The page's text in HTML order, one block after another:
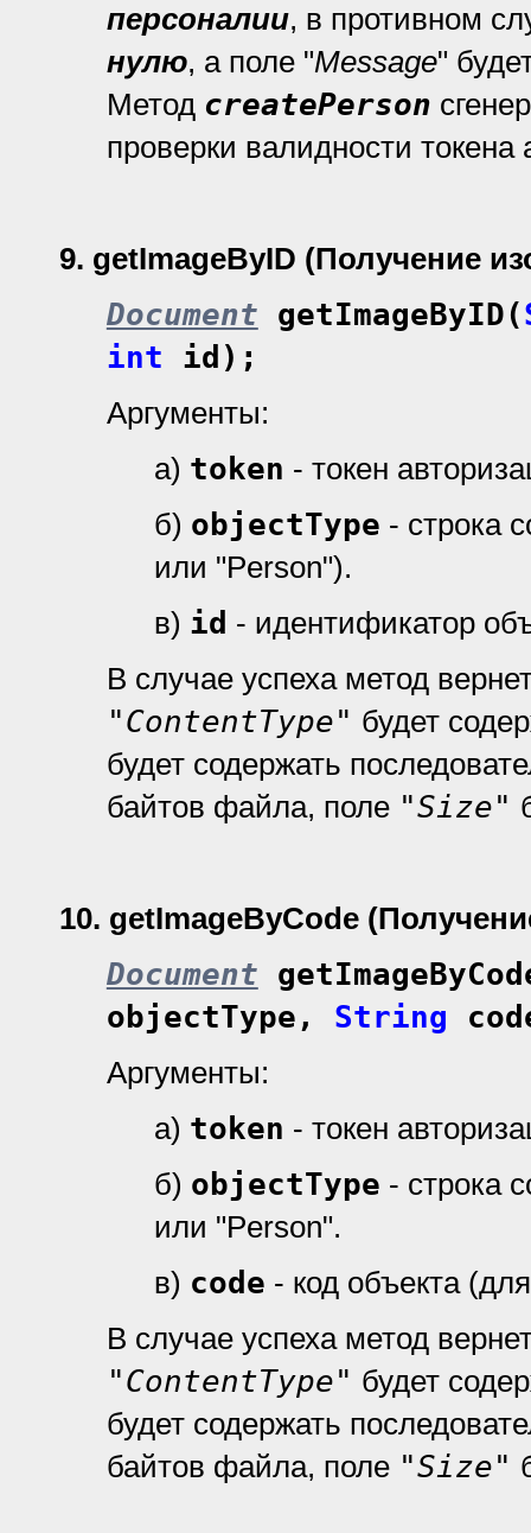
персоналии, в противном
нулю, а поле "Message"
Метод createPerson
проверки валидности токена
9. getImageByID (Получение
Document getImageByID(
int id);
Аргументы:
а) token - токен
б) objectType - строка
или "Person").
в) id - идентификатор
В случае успеха метод
"ContentType" будет
будет содержать
байтов файла, поле "Size"
10. getImageByCode
Document
objectType, String
Аргументы:
а) token - токен
б) objectType - строка
или "Person".
в) code - код объекта
В случае успеха метод
"ContentType" будет
будет содержать
байтов файла, поле "Size"